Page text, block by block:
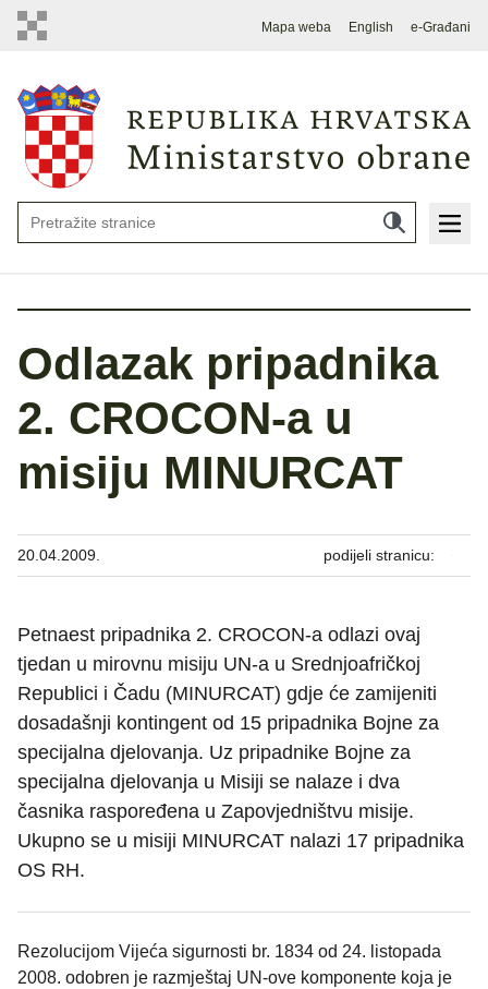
Mapa weba English e-Građani
Odlazak pripadnika
2. CROCON-a u
misiju MINURCAT
20.04.2009. podijeli stranicu:
Petnaest pripadnika 2. CROCON-a odlazi ovaj
tjedan u mirovnu misiju UN-a u Srednjoafričkoj
Republici i Čadu (MINURCAT) gdje će zamijeniti
dosadašnji kontingent od 15 pripadnika Bojne za
specijalna djelovanja. Uz pripadnike Bojne za
specijalna djelovanja u Misiji se nalaze i dva
časnika raspoređena u Zapovjedništvu misije.
Ukupno se u misiji MINURCAT nalazi 17 pripadnika
OS RH.
Rezolucijom Vijeća sigurnosti br. 1834 od 24. listopada
2008. odobren je razmještaj UN-ove komponente koja je